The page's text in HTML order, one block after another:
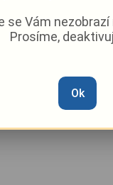
na
se Vám
Prosíme,
Ok